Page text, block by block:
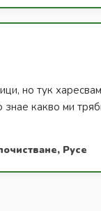
но тук
знае какво ми
Русе